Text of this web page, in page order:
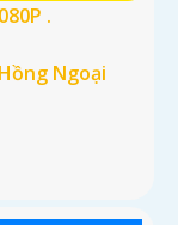
.
Ngoại